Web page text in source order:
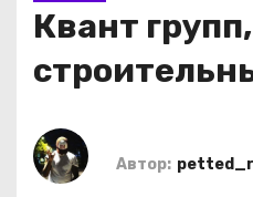
Квант групп,
Автор: